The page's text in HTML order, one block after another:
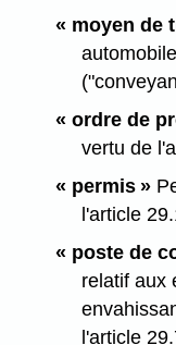
« moyen de
« ordre de
vertu de
« permis »
l'article
« poste de
relatif aux
l'article